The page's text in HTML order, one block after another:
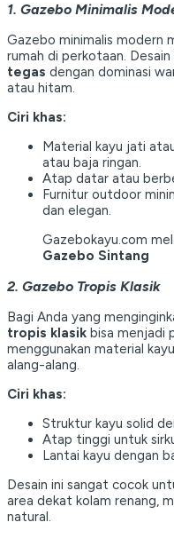
1. Gazebo Minimalis
Gazebo minimalis modern
rumah di perkotaan.
tegas dengan dominasi
atau hitam.
Ciri khas:
Material kayu jati
atau baja ringan.
Atap datar atau
Furnitur outdoor
dan elegan.
Gazebokayu.com
Gazebo Sintang
2. Gazebo Tropis Klasik
Bagi Anda yang
tropis klasik bisa menjadi
menggunakan material
alang-alang.
Ciri khas:
Struktur kayu solid
Atap tinggi untuk
Lantai kayu dengan
Desain ini sangat cocok
area dekat kolam renang,
natural.